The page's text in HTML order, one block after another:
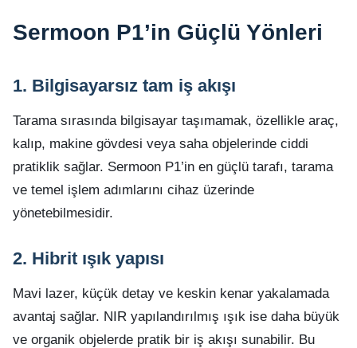
Sermoon P1’in Güçlü Yönleri
1. Bilgisayarsız tam iş akışı
Tarama sırasında bilgisayar taşımamak, özellikle araç,
kalıp, makine gövdesi veya saha objelerinde ciddi
pratiklik sağlar. Sermoon P1’in en güçlü tarafı, tarama
ve temel işlem adımlarını cihaz üzerinde
yönetebilmesidir.
2. Hibrit ışık yapısı
Mavi lazer, küçük detay ve keskin kenar yakalamada
avantaj sağlar. NIR yapılandırılmış ışık ise daha büyük
ve organik objelerde pratik bir iş akışı sunabilir. Bu